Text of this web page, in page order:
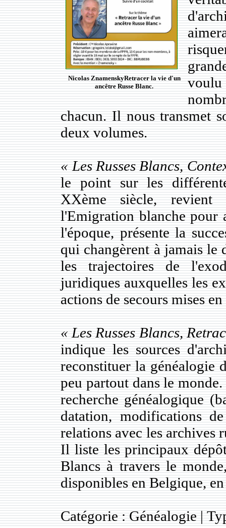
Nicolas ZnamenskyRetracer la vie d'un
ancêtre Russe Blanc.
chacun. Il nous transmet
deux volumes.
« Les Russes Blancs,
le point sur les
XXème siècle,
l'Emigration blanche pour
l'époque, présente la
qui changèrent à jamais le
les trajectoires de
juridiques auxquelles les
actions de secours mises
« Les Russes Blancs,
indique les sources
reconstituer la généalogie
peu partout dans le
recherche généalogique
datation, modifications
relations avec les archives
Il liste les principaux
Blancs à travers le
disponibles en Belgique,
Catégorie : Généalogie |